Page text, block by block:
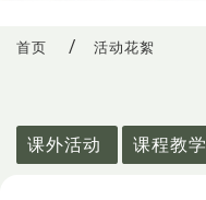
首页 活动花絮
课外活动
课程教学